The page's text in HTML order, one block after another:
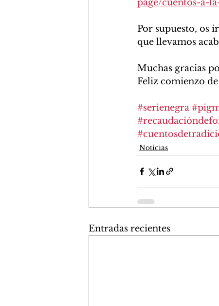
page/cuentos-a-
Por supuesto, os
que llevamos
Muchas gracias
Feliz comienzo
#serienegra
Noticias
Entradas recientes